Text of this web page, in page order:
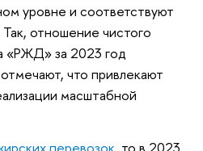
уровне и соответствуют
отношение чистого
«РЖД» за 2023 год
что привлекают
масштабной